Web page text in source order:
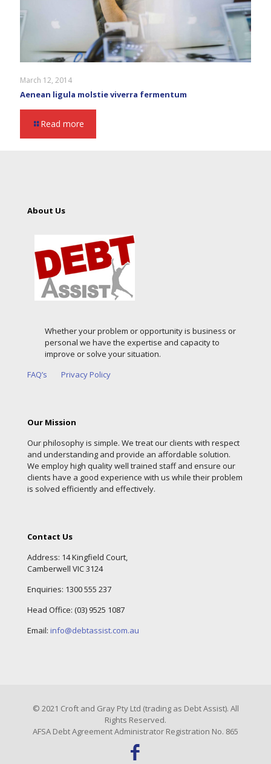
March 12, 2014
Aenean ligula molstie viverra fermentum
Read more
About Us
Whether your problem or opportunity is business or
personal we have the expertise and capacity to
improve or solve your situation.
FAQ’s
Privacy Policy
Our Mission
Our philosophy is simple. We treat our clients with respect
and understanding and provide an affordable solution.
We employ high quality well trained staff and ensure our
clients have a good experience with us while their problem
is solved efficiently and effectively.
Contact Us
Address: 14 Kingfield Court,
Camberwell VIC 3124
Enquiries: 1300 555 237
Head Office: (03) 9525 1087
Email: info@debtassist.com.au
© 2021 Croft and Gray Pty Ltd (trading as Debt Assist). All
Rights Reserved.
AFSA Debt Agreement Administrator Registration No. 865